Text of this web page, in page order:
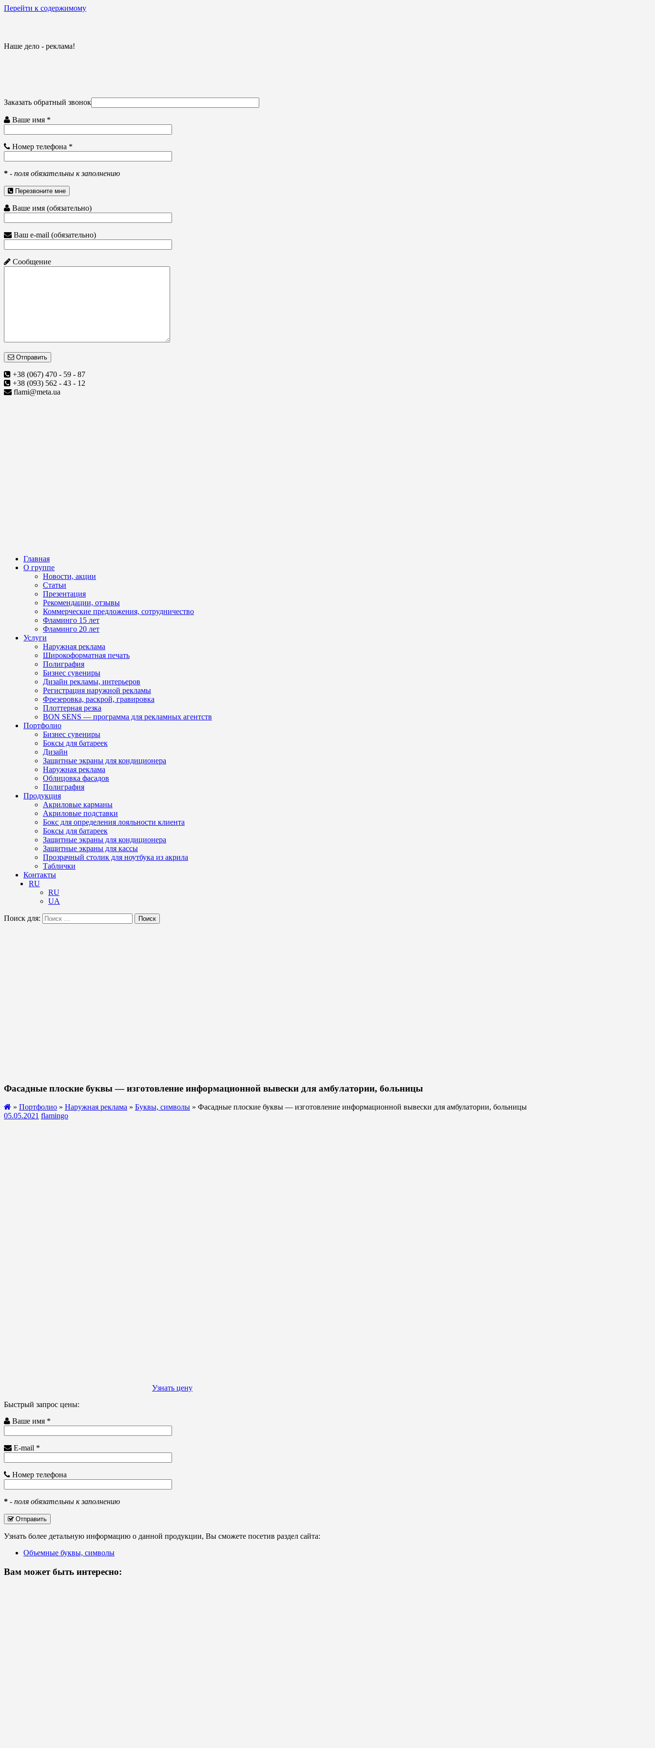
Перейти к содержимому
Наше дело - реклама!
Заказать обратный звонок
Ваше имя *
Номер телефона *
* - поля обязательны к заполнению
Перезвоните мне
Ваше имя (обязательно)
Ваш e-mail (обязательно)
Сообщение
Отправить
+38 (067) 470 - 59 - 87
+38 (093) 562 - 43 - 12
flami@meta.ua
Главная
О группе
Новости, акции
Статьи
Презентация
Рекомендации, отзывы
Коммерческие предложения, сотрудничество
Фламинго 15 лет
Фламинго 20 лет
Услуги
Наружная реклама
Широкоформатная печать
Полиграфия
Бизнес сувениры
Дизайн рекламы, интерьеров
Регистрация наружной рекламы
Фрезеровка, раскрой, гравировка
Плоттерная резка
BON SENS — программа для рекламных агентств
Портфолио
Бизнес сувениры
Боксы для батареек
Дизайн
Защитные экраны для кондиционера
Наружная реклама
Облицовка фасадов
Полиграфия
Продукция
Акриловые карманы
Акриловые подставки
Бокс для определения лояльности клиента
Боксы для батареек
Защитные экраны для кондиционера
Защитные экраны для кассы
Прозрачный столик для ноутбука из акрила
Таблички
Контакты
RU
RU
UA
Поиск для: Поиск
Фасадные плоские буквы — изготовление информационной вывески для амбулатории, больницы
» Портфолио » Наружная реклама » Буквы, символы » Фасадные плоские буквы — изготовление информационной вывески для амбулатории, больницы
05.05.2021 flamingo
Узнать цену
Быстрый запрос цены:
Ваше имя *
E-mail *
Номер телефона
* - поля обязательны к заполнению
Отправить
Узнать более детальную информацию о данной продукции, Вы сможете посетив раздел сайта:
Объемные буквы, символы
Вам может быть интересно: